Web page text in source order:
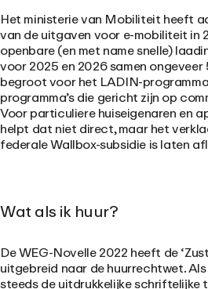
Het ministerie van Mobiliteit heeft
van de uitgaven voor e-mobiliteit in
openbare (en met name snelle)
voor 2025 en 2026 samen
begroot voor het LADIN-
programma’s die gericht zijn op
Voor particuliere huiseigenaren en
helpt dat niet direct, maar het
federale Wallbox-subsidie is laten
Wat als ik huur?
De WEG-Novelle 2022 heeft de
uitgebreid naar de huurrechtwet.
steeds de uitdrukkelijke schriftelijke